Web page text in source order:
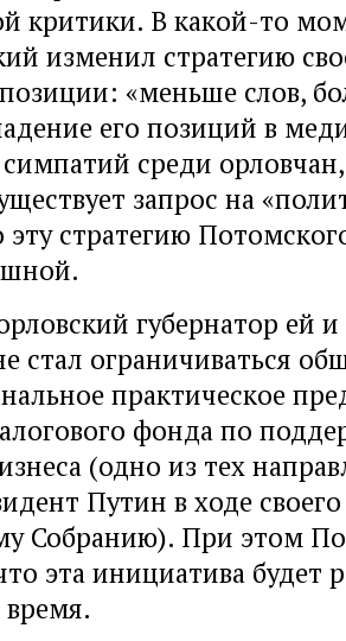
критики. В какой-то
изменил стратегию
«меньше слов,
его позиций в
среди орловчан,
запрос на
эту стратегию
губернатор ей
стал ограничиваться
практическое
фонда по
(одно из тех
Путин в ходе
Собранию). При этом
эта инициатива будет